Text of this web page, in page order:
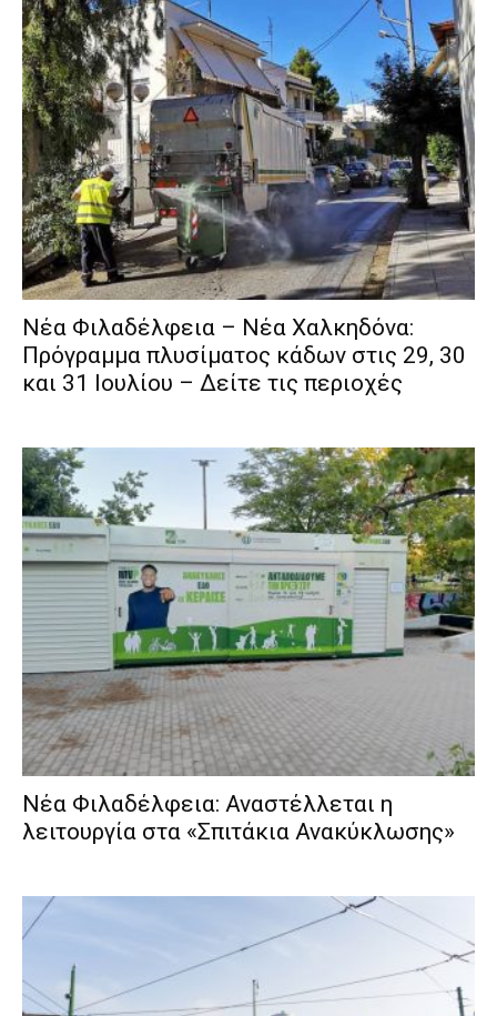
Νέα Φιλαδέλφεια – Νέα Χαλκηδόνα:
Πρόγραμμα πλυσίματος κάδων στις 29, 30
και 31 Ιουλίου – Δείτε τις περιοχές
Νέα Φιλαδέλφεια: Αναστέλλεται η
λειτουργία στα «Σπιτάκια Ανακύκλωσης»